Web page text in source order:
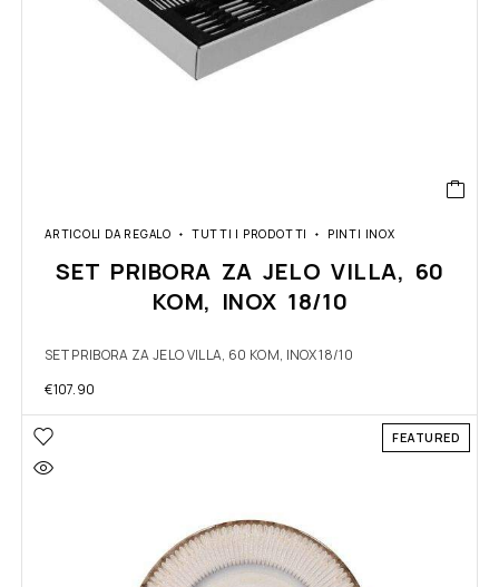
ARTICOLI DA REGALO TUTTI I PRODOTTI PINTI INOX
SET PRIBORA ZA JELO VILLA, 60
KOM, INOX 18/10
SET PRIBORA ZA JELO VILLA, 60 KOM, INOX 18/10
€107.90
FEATURED